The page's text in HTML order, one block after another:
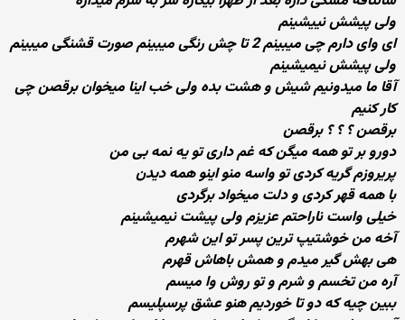
ولی پیشش نییشینم
ای وای دارم چی میبینم 2 تا چش رنگی میبینم صورت قشنگی میبینم
ولی پیشش نیمیشینم
آقا ما میدونیم شیش و هشت بده ولی خب اینا میخوان برقصن چی
كار كنیم
برقصن ؟‌ ؟ ؟ برقصن
دورو بر تو همه میگن كه غم داری تو یه نمه بی من
پریروزم گریه كردی تو واسه منو اینو همه دیدن
با همه قهر كردی و دلت میخواد برگردی
خیلی واست ناراحتم عزیزم ولی پیشت نیمیشینم
آخه من خوشتیپ ترین پسر تو این شهرم
هی بهش گیر میدم و همش باهاش قهرم
آره من تخسم و شرم و تو روش وا میسم
ببین چیه كه دو تا خوردیم هنو عشق پرسپلیسم